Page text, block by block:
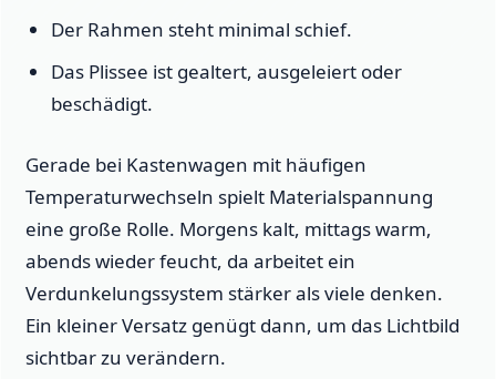
Der Rahmen steht minimal schief.
Das Plissee ist gealtert, ausgeleiert oder
beschädigt.
Gerade bei Kastenwagen mit häufigen
Temperaturwechseln spielt Materialspannung
eine große Rolle. Morgens kalt, mittags warm,
abends wieder feucht, da arbeitet ein
Verdunkelungssystem stärker als viele denken.
Ein kleiner Versatz genügt dann, um das Lichtbild
sichtbar zu verändern.